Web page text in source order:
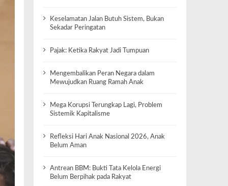
Keselamatan Jalan Butuh Sistem, Bukan
Sekadar Peringatan
Pajak: Ketika Rakyat Jadi Tumpuan
Mengembalikan Peran Negara dalam
Mewujudkan Ruang Ramah Anak
Mega Korupsi Terungkap Lagi, Problem
Sistemik Kapitalisme
Refleksi Hari Anak Nasional 2026, Anak
Belum Aman
Antrean BBM: Bukti Tata Kelola Energi
Belum Berpihak pada Rakyat